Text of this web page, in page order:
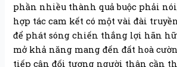
phần nhiều thành quả buộc phải
hợp tác cam kết có một vài đài
để phát sóng chiến thắng lợi hãn
mở khả năng mang đến đất hoà
tiếp cận đối tượng người thân cần